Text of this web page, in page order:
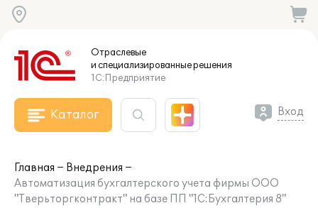
Отраслевые
и специализированныерешения
1С:Предприятие
Каталог Вход
Главная
Внедрения
Автоматизация бухгалтерского учета фирмы ООО
"Тверьторгконтракт" на базе ПП "1С:Бухгалтерия 8"